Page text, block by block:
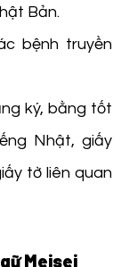
Bản.
bệnh truyền
ký, bằng tốt
Nhật, giấy
tờ liên quan
Meisei